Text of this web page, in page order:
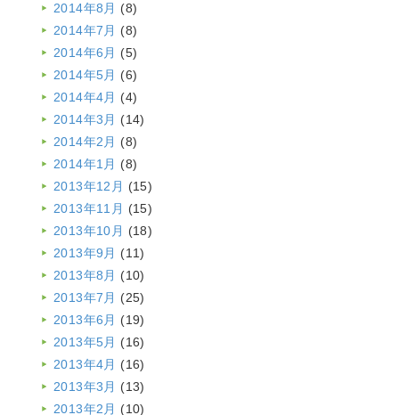
2014年8月 (8)
2014年7月 (8)
2014年6月 (5)
2014年5月 (6)
2014年4月 (4)
2014年3月 (14)
2014年2月 (8)
2014年1月 (8)
2013年12月 (15)
2013年11月 (15)
2013年10月 (18)
2013年9月 (11)
2013年8月 (10)
2013年7月 (25)
2013年6月 (19)
2013年5月 (16)
2013年4月 (16)
2013年3月 (13)
2013年2月 (10)